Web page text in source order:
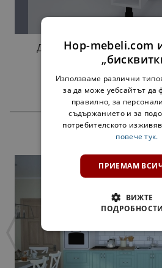
ДОЛНА ЕТАЖЕРКА
34,00 € 66,50
ПРОДУКТИ
Hop-mebeli.com
Използваме различни
за да може уебсайтът да
правилно, за
съдържанието и за
потребителското
повече тук.
ПРИЕМАМ
ВИЖТЕ